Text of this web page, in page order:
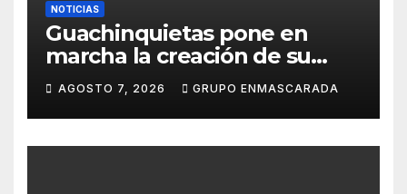
NOTICIAS
Guachinquietas pone en
marcha la creación de su
repertorio para el Carnaval
2027
AGOSTO 7, 2026 GRUPO ENMASCARADA